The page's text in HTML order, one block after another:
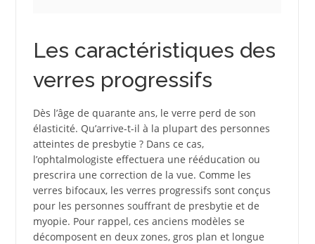
Les caractéristiques des
verres progressifs
Dès l’âge de quarante ans, le verre perd de son
élasticité. Qu’arrive-t-il à la plupart des personnes
atteintes de presbytie ? Dans ce cas,
l’ophtalmologiste effectuera une rééducation ou
prescrira une correction de la vue. Comme les
verres bifocaux, les verres progressifs sont conçus
pour les personnes souffrant de presbytie et de
myopie. Pour rappel, ces anciens modèles se
décomposent en deux zones, gros plan et longue